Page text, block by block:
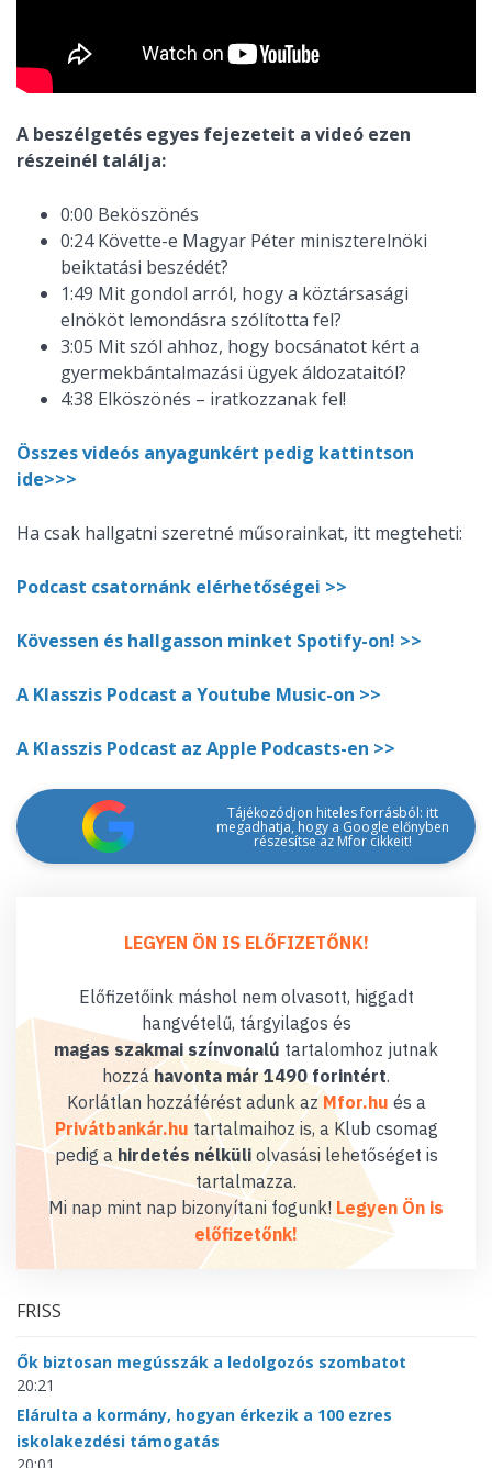
A beszélgetés egyes fejezeteit a videó ezen
részeinél találja:
0:00 Beköszönés
0:24 Követte-e Magyar Péter miniszterelnöki
beiktatási beszédét?
1:49 Mit gondol arról, hogy a köztársasági
elnököt lemondásra szólította fel?
3:05 Mit szól ahhoz, hogy bocsánatot kért a
gyermekbántalmazási ügyek áldozataitól?
4:38 Elköszönés – iratkozzanak fel!
Összes videós anyagunkért pedig kattintson
ide>>>
Ha csak hallgatni szeretné műsorainkat, itt megteheti:
Podcast csatornánk elérhetőségei >>
Kövessen és hallgasson minket Spotify-on! >>
A Klasszis Podcast a Youtube Music-on >>
A Klasszis Podcast az Apple Podcasts-en >>
Tájékozódjon hiteles forrásból: itt
megadhatja, hogy a Google előnyben
részesítse az Mfor cikkeit!
LEGYEN ÖN IS ELŐFIZETŐNK!
Előfizetőink máshol nem olvasott, higgadt
hangvételű, tárgyilagos és
magas szakmai színvonalú tartalomhoz jutnak
hozzáhavonta már 1490 forintért.
Korlátlan hozzáférést adunk az Mfor.hu és a
Privátbankár.hu tartalmaihoz is, a Klub csomag
pedig a hirdetés nélküliolvasási lehetőséget is
tartalmazza.
Mi nap mint nap bizonyítani fogunk! Legyen Ön is
előfizetőnk!
FRISS
Ők biztosan megússzák a ledolgozós szombatot
20:21
Elárulta a kormány, hogyan érkezik a 100 ezres
iskolakezdési támogatás